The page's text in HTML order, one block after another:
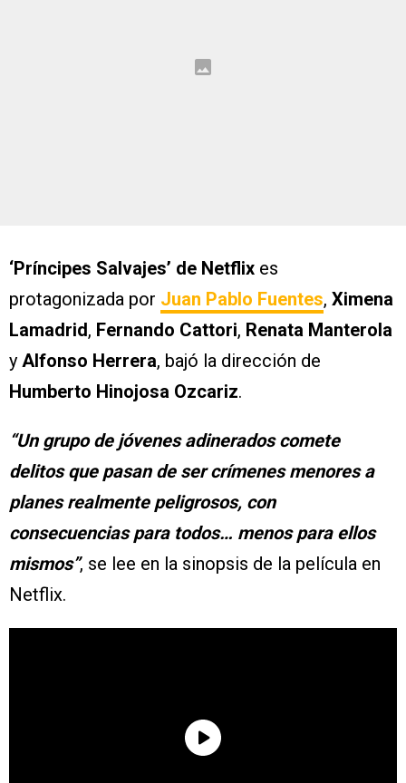
‘Príncipes Salvajes’ de Netflix es
protagonizada por Juan Pablo Fuentes, Ximena
Lamadrid, Fernando Cattori, Renata Manterola
y Alfonso Herrera, bajó la dirección de
Humberto Hinojosa Ozcariz.
“Un grupo de jóvenes adinerados comete
delitos que pasan de ser crímenes menores a
planes realmente peligrosos, con
consecuencias para todos… menos para ellos
mismos”, se lee en la sinopsis de la película en
Netflix.